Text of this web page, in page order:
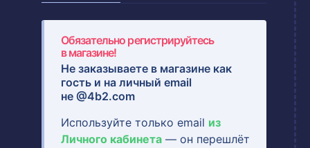
Обязательно регистрируйтесь
в магазине!
Не заказываете в магазине как
гость и на личный email
не @4b2.com
Используйте только email из
Личного кабинета — он перешлёт